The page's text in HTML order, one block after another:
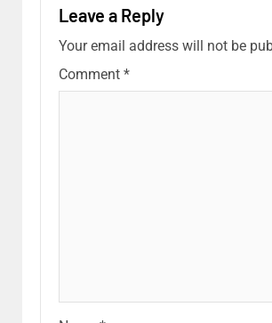
Leave a Reply
Your email address will not be
Comment *